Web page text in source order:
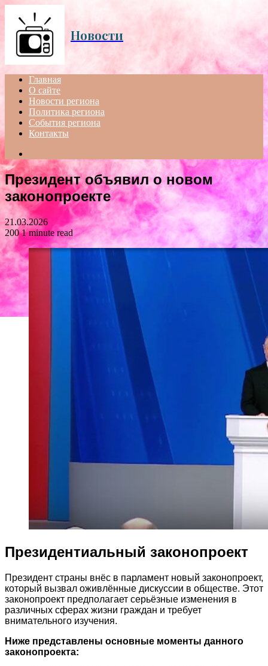
Новости
Главная
О сайте
Новости региона
Политика региона
События региона
Контакты
for
Президент объявил о новом
законопроекте
21.03.2026
2001 minute read
Президентиальный законопроект
Президент страны внёс в парламент новый законопроект,
который вызвал оживлённые дискуссии в обществе. Этот
законопроект предполагает серьёзные изменения в
различных сферах жизни граждан и требует
внимательного изучения.
Ниже представлены основные моменты данного
законопроекта: